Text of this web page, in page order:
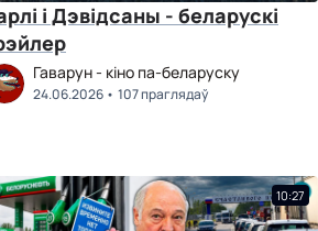
і Дэвідсаны - беларускі
Гаварун - кіно па-беларуску
24.06.2026 107 праглядаў
10:27